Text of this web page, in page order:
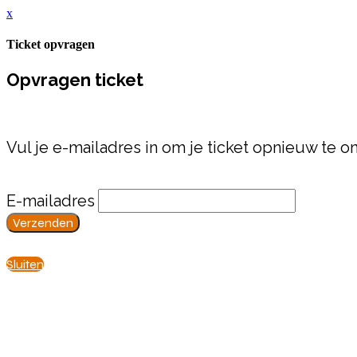
x
Ticket opvragen
Opvragen ticket
Vul je e-mailadres in om je ticket opnieuw te
E-mailadres
Verzenden
Sluiten